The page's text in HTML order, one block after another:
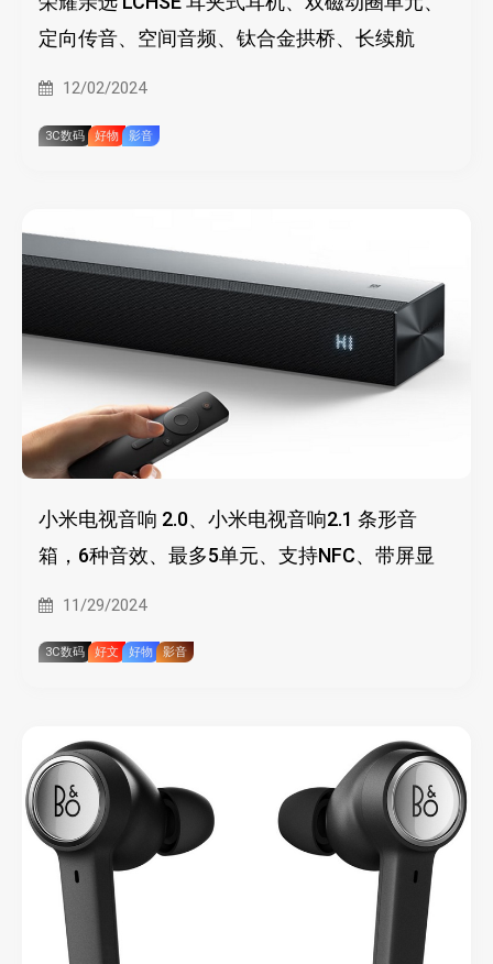
定向传音、空间音频、钛合金拱桥、长续航
12/02/2024
3C数码 好物 影音
小米电视音响 2.0、小米电视音响2.1 条形音
箱，6种音效、最多5单元、支持NFC、带屏显
11/29/2024
3C数码 好文 好物 影音